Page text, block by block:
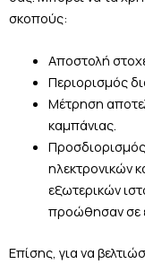
σκοπούς:
Αποστολή
Περιορισμός
Μέτρηση
καμπάνιας.
ηλεκτρονικών
εξωτερικών
προώθησαν σε
Επίσης, για να